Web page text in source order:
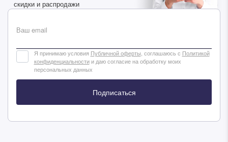
скидки и распродажи
Ваш email
Я принимаю условия Публичной оферты , соглашаюсь с Политикой
конфиденциальностии даю согласие на обработку моих
персональных данных
Подписаться